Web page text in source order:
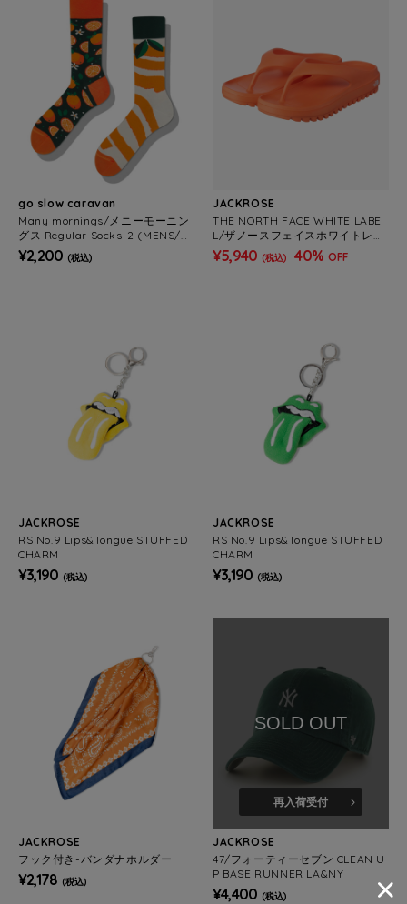
go slow caravan
Many mornings/メニーモーニン
グス Regular Socks-2 (MENS/W
OMENS)
¥2,200 (税込)
JACKROSE
THE NORTH FACE WHITE LABE
L/ザノースフェイスホワイトレー
ベル CAMPER S FLIP
¥5,940 (税込) 40% OFF
JACKROSE
RS No.9 Lips&Tongue STUFFED
CHARM
¥3,190 (税込)
JACKROSE
RS No.9 Lips&Tongue STUFFED
CHARM
¥3,190 (税込)
JACKROSE
フック付き-バンダナホルダー
¥2,178 (税込)
SOLD OUT
再入荷受付
JACKROSE
47/フォーティーセブン CLEAN U
P BASE RUNNER LA&NY
¥4,400 (税込)